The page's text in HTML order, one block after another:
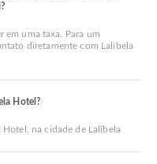
em uma taxa. Para um
diretamente com Lalibela
Hotel?
na cidade de Lalībela